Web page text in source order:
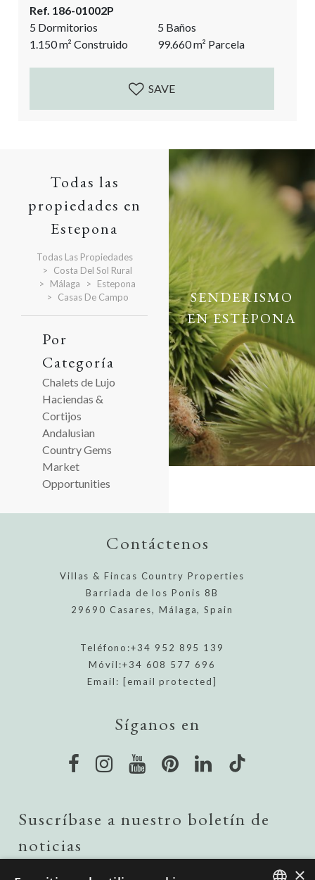
gran sótano. La propiedad está construida en el estilo
tradicional de cortijo, alrededor de un patio y rezuma
encanto andaluz. Todo construido...
Ref. 186-01002P
5 Dormitorios
5 Baños
1.150m² Construido 99.660m² Parcela
SAVE
Todas las
propiedades en
Estepona
Todas Las Propiedades
Costa Del Sol Rural
Málaga
Estepona
Casas De Campo
Por
Categoría
Chalets de Lujo
Haciendas &
Cortijos
Andalusian
Country Gems
Market
Opportunities
SENDERISMO
EN ESTEPONA
Contáctenos
Villas & Fincas Country Properties
Barriada de los Ponis 8B
29690 Casares, Málaga, Spain
Teléfono:+34 952 895 139
Móvil:+34 608 577 696
Email: [email protected]
Síganos en
Suscríbase a nuestro boletín de
noticias
×